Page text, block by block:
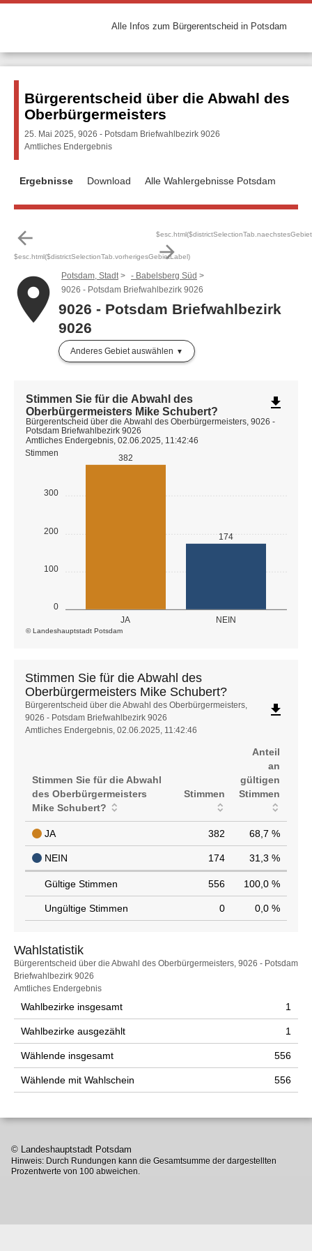
Alle Infos zum Bürgerentscheid in Potsdam
Bürgerentscheid über die Abwahl des
Oberbürgermeisters
25. Mai 2025, 9026 - Potsdam Briefwahlbezirk 9026
Amtliches Endergebnis
Ergebnisse Download Alle Wahlergebnisse Potsdam
arrow_back
$esc.html($districtSelectionTab.vorherigesGebietLabel)
arrow_forward
placePotsdam, Stadt
- Babelsberg Süd
9026 - Potsdam Briefwahlbezirk 9026
9026 - Potsdam Briefwahlbezirk
9026
Anderes Gebiet auswählen
0
100
200
300
Stimmen
JA NEIN
382
174
© Landeshauptstadt Potsdam
Stimmen Sie für die Abwahl des
Oberbürgermeisters Mike Schubert?
Bürgerentscheid über die Abwahl des Oberbürgermeisters, 9026 -
Potsdam Briefwahlbezirk 9026
Amtliches Endergebnis, 02.06.2025, 11:42:46
file_download
Stimmen Sie für die Abwahl des
Oberbürgermeisters Mike Schubert?
Stimmen
Sie
für
des
Oberbürgermeisters
Mike
Bürgerentscheid über die Abwahl des Oberbürgermeisters,
9026 - Potsdam Briefwahlbezirk 9026
Amtliches Endergebnis, 02.06.2025, 11:42:46
file_download
Stimmen Sie für die Abwahl
des Oberbürgermeisters
Mike Schubert?
Stimmen
Anteil
an
gültigen
Stimmen
JA 382 68,7 %
NEIN 174 31,3 %
Gültige Stimmen 556 100,0 %
Ungültige Stimmen 0 0,0 %
Wahlstatistik
Wahlstatistik
Bürgerentscheid über die Abwahl des Oberbürgermeisters, 9026 - Potsdam
Briefwahlbezirk 9026
Amtliches Endergebnis
Wahlbezirke insgesamt 1
Wahlbezirke ausgezählt 1
Wählende insgesamt 556
Wählende mit Wahlschein 556
© Landeshauptstadt Potsdam
Hinweis: Durch Rundungen kann die Gesamtsumme der dargestellten
Prozentwerte von 100 abweichen.